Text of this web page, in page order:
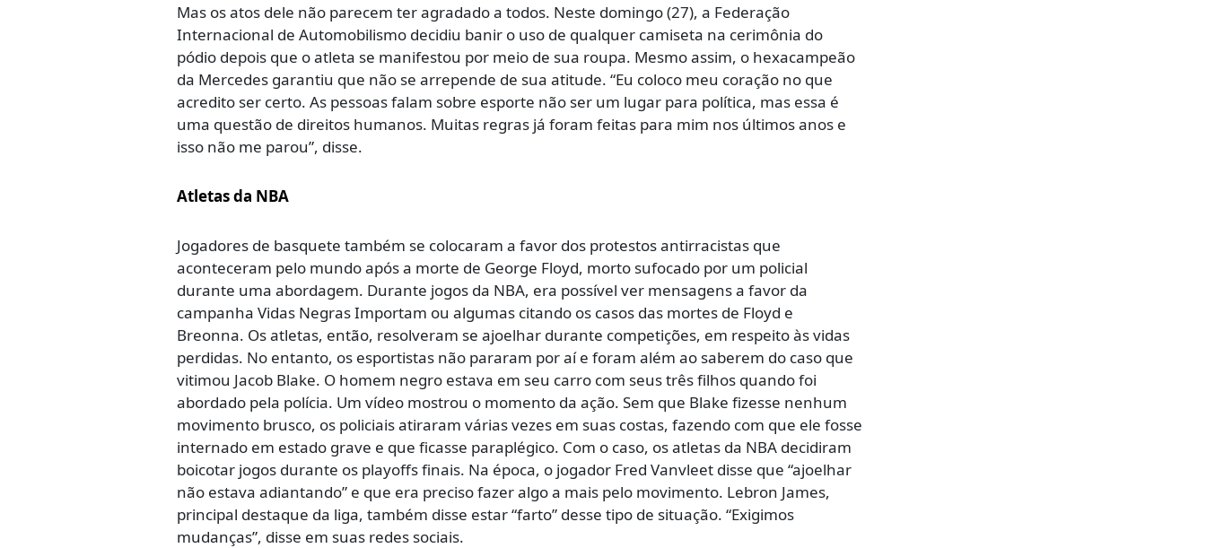
Mas os atos dele não parecem ter agradado a todos. Neste domingo (27), a Federação
Internacional de Automobilismo decidiu banir o uso de qualquer camiseta na cerimônia do
pódio depois que o atleta se manifestou por meio de sua roupa. Mesmo assim, o hexacampeão
da Mercedes garantiu que não se arrepende de sua atitude. “Eu coloco meu coração no que
acredito ser certo. As pessoas falam sobre esporte não ser um lugar para política, mas essa é
uma questão de direitos humanos. Muitas regras já foram feitas para mim nos últimos anos e
isso não me parou”, disse.
Atletas da NBA
Jogadores de basquete também se colocaram a favor dos protestos antirracistas que
aconteceram pelo mundo após a morte de George Floyd, morto sufocado por um policial
durante uma abordagem. Durante jogos da NBA, era possível ver mensagens a favor da
campanha Vidas Negras Importam ou algumas citando os casos das mortes de Floyd e
Breonna. Os atletas, então, resolveram se ajoelhar durante competições, em respeito às vidas
perdidas. No entanto, os esportistas não pararam por aí e foram além ao saberem do caso que
vitimou Jacob Blake. O homem negro estava em seu carro com seus três filhos quando foi
abordado pela polícia. Um vídeo mostrou o momento da ação. Sem que Blake fizesse nenhum
movimento brusco, os policiais atiraram várias vezes em suas costas, fazendo com que ele fosse
internado em estado grave e que ficasse paraplégico. Com o caso, os atletas da NBA decidiram
boicotar jogos durante os playoffs finais. Na época, o jogador Fred Vanvleet disse que “ajoelhar
não estava adiantando” e que era preciso fazer algo a mais pelo movimento. Lebron James,
principal destaque da liga, também disse estar “farto” desse tipo de situação. “Exigimos
mudanças”, disse em suas redes sociais.